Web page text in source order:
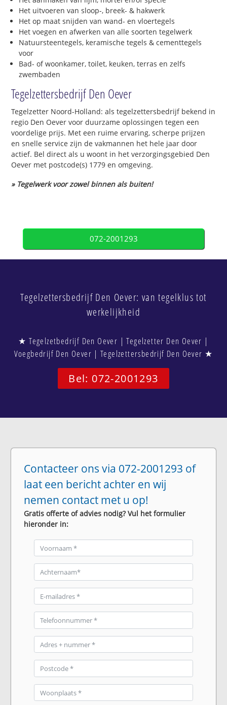
Het uitvoeren van sloop-, breek- & hakwerk
Het op maat snijden van wand- en vloertegels
Het voegen en afwerken van alle soorten tegelwerk
Natuursteentegels, keramische tegels & cementtegels
voor
Bad- of woonkamer, toilet, keuken, terras en zelfs
zwembaden
Tegelzettersbedrijf Den Oever
Tegelzetter Noord-Holland: als tegelzettersbedrijf bekend in
regio Den Oever voor duurzame oplossingen tegen een
voordelige prijs. Met een ruime ervaring, scherpe prijzen
en snelle service zijn de vakmannen het hele jaar door
actief. Bel direct als u woont in het verzorgingsgebied Den
Oever met postcode(s) 1779 en omgeving.
» Tegelwerk voor zowel binnen als buiten!
072-2001293
Tegelzettersbedrijf Den Oever: van tegelklus tot
werkelijkheid
★ Tegelzetbedrijf Den Oever | Tegelzetter Den Oever |
Voegbedrijf Den Oever | Tegelzettersbedrijf Den Oever ★
Bel: 072-2001293
Contacteer ons via 072-2001293 of
laat een bericht achter en wij
nemen contact met u op!
Gratis offerte of advies nodig? Vul het formulier
hieronder in: